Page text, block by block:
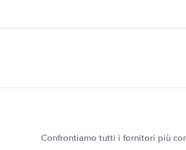
Confrontiamo tutti i fornitori più